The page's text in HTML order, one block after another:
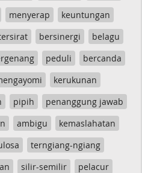
menyerap
keuntungan
bersinergi
belagu
peduli
bercanda
kerukunan
pipih
penanggung jawab
ambigu
kemaslahatan
terngiang-ngiang
silir-semilir
pelacur